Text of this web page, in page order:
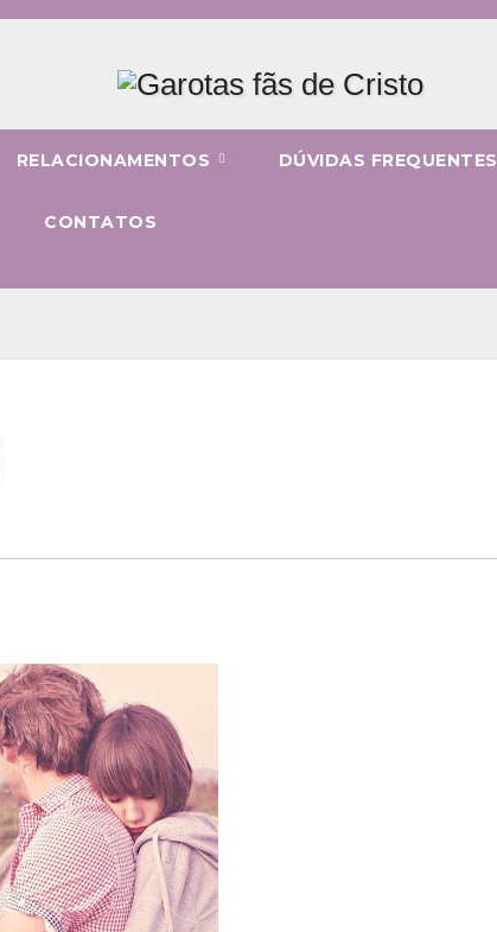
RELACIONAMENTOS DÚVIDAS FREQUENTES
CONTATOS